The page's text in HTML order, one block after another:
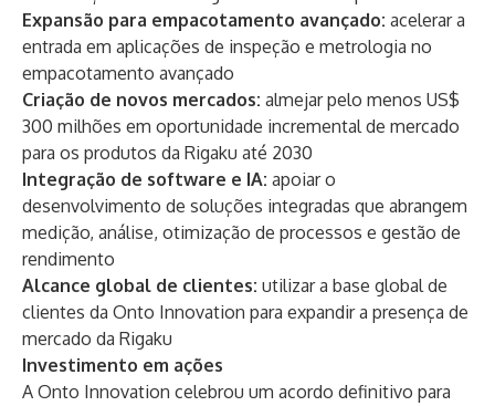
Expansão para empacotamento avançado: acelerar a
entrada em aplicações de inspeção e metrologia no
empacotamento avançado
Criação de novos mercados: almejar pelo menos US$
300 milhões em oportunidade incremental de mercado
para os produtos da Rigaku até 2030
Integração de software e IA: apoiar o
desenvolvimento de soluções integradas que abrangem
medição, análise, otimização de processos e gestão de
rendimento
Alcance global de clientes: utilizar a base global de
clientes da Onto Innovation para expandir a presença de
mercado da Rigaku
Investimento em ações
A Onto Innovation celebrou um acordo definitivo para